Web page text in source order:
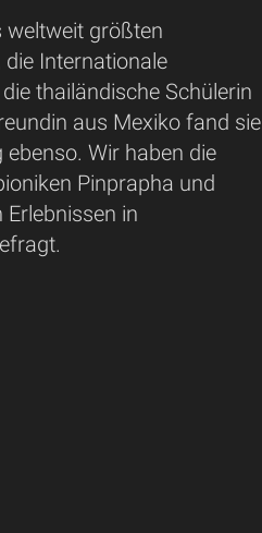
weltweit größten
Internationale
thailändische Schülerin
aus Mexiko fand sie
Wir haben die
Pinprapha und
in